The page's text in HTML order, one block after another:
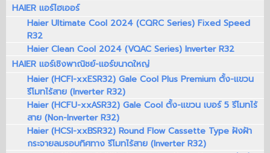
HAIER แอร์ไฮเออร์
Haier Ultimate Cool 2024 (CQRC Series) Fixed Speed
R32
Haier Clean Cool 2024 (VQAC Series) Inverter R32
HAIER แอร์เชิงพาณิชย์-แอร์ขนาดใหญ่
Haier (HCFI-xxESR32) Gale Cool Plus Premium ตั้ง-แขวน
รีโมทไร้สาย (Inverter R32)
Haier (HCFU-xxASR32) Gale Cool ตั้ง-แขวน เบอร์ 5 รีโมทไร้
สาย (Non-Inverter R32)
Haier (HCSI-xxBSR32) Round Flow Cassette Type ฝังฝ้า
กระจายลมรอบทิศทาง รีโมทไร้สาย (Inverter R32)